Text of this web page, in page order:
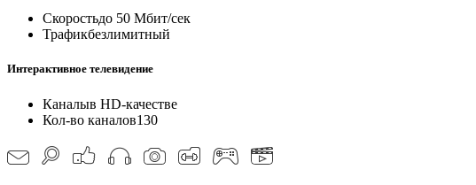
Скоростьдо 50 Мбит/сек
Трафикбезлимитный
Интерактивное телевидение
Каналыв HD-качестве
Кол-во каналов130